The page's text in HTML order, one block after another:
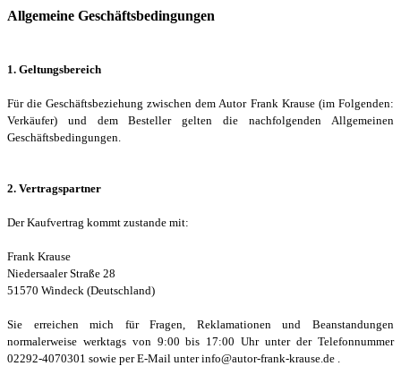
Direkt zum Seiteninhalt
Allgemeine Geschäftsbedingungen
1. Geltungsbereich
Für die Geschäftsbeziehung zwischen dem Autor Frank Krause (im Folgenden:
Verkäufer) und dem Besteller gelten die nachfolgenden Allgemeinen
Geschäftsbedingungen.
2. Vertragspartner
Der Kaufvertrag kommt zustande mit:
Frank Krause
Niedersaaler Straße 28
51570 Windeck (Deutschland)
Sie erreichen mich für Fragen, Reklamationen und Beanstandungen
normalerweise werktags von 9:00 bis 17:00 Uhr unter der Telefonnummer
02292-4070301 sowie per E-Mail unter info@autor-frank-krause.de .